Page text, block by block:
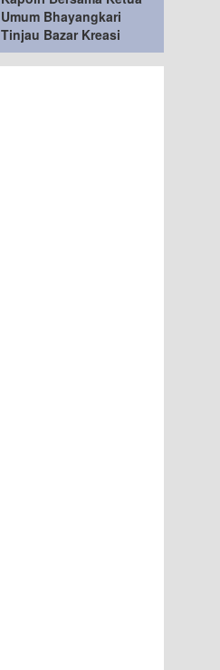
Umum Bhayangkari
Tinjau Bazar Kreasi
Bhayangkari Nusantara
2026